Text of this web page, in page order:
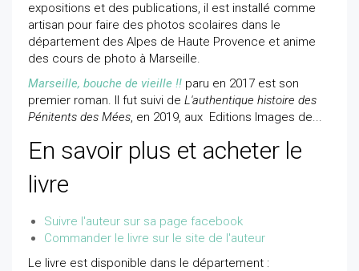
expositions et des publications, il est installé comme
artisan pour faire des photos scolaires dans le
département des Alpes de Haute Provence et anime
des cours de photo à Marseille.
Marseille, bouche de vieille !! paru en 2017 est son
premier roman. Il fut suivi de L'authentique histoire des
Pénitents des Mées, en 2019, aux Editions Images de...
En savoir plus et acheter le
livre
Suivre l'auteur sur sa page facebook
Commander le livre sur le site de l'auteur
Le livre est disponible dans le département :